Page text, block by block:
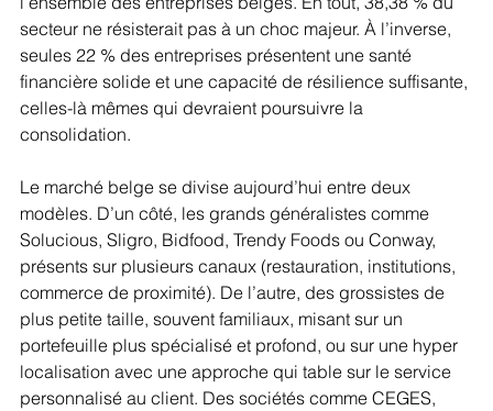
secteur ne résisterait pas à un choc majeur. À l’inverse,
seules 22 % des entreprises présentent une santé
financière solide et une capacité de résilience suffisante,
celles-là mêmes qui devraient poursuivre la
consolidation.
Le marché belge se divise aujourd’hui entre deux
modèles. D’un côté, les grands généralistes comme
Solucious, Sligro, Bidfood, Trendy Foods ou Conway,
présents sur plusieurs canaux (restauration, institutions,
commerce de proximité). De l’autre, des grossistes de
plus petite taille, souvent familiaux, misant sur un
portefeuille plus spécialisé et profond, ou sur une hyper
localisation avec une approche qui table sur le service
personnalisé au client. Des sociétés comme CEGES,